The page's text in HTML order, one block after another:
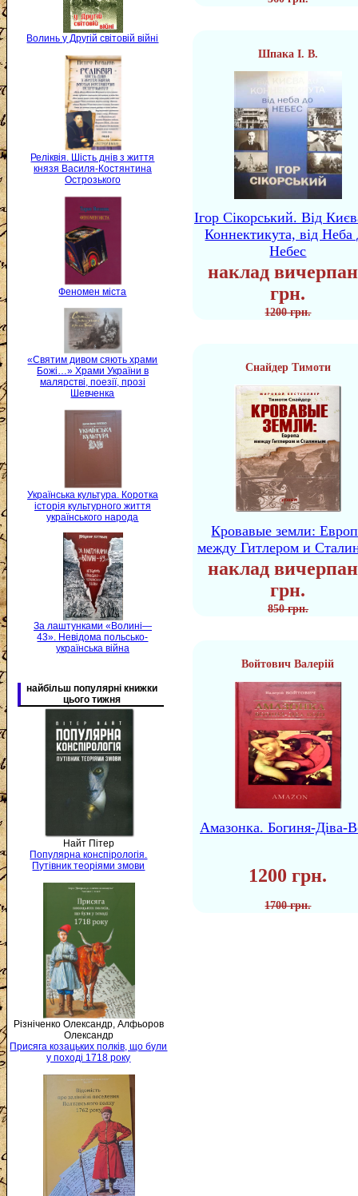
Волинь у Другій світовій війні
Реліквія. Шість днів з життя
князя Василя-Костянтина
Острозького
Феномен міста
«Святим дивом сяють храми
Божі…» Храми України в
малярстві, поезії, прозі
Шевченка
Українська культура. Коротка
історія культурного життя
українського народа
За лаштунками «Волині—
43». Невідома польсько-
українська війна
найбільш популярні книжки
цього тижня
Найт Пітер
Популярна конспірологія.
Путівник теоріями змови
Різніченко Олександр, Алфьоров
Олександр
Присяга козацьких полків, що були
у поході 1718 року
Шпака І. В.
Ігор Сікорський. Від
Коннектикута, від Неба
Небес
наклад
грн.
1200 грн.
Снайдер Тимоти
Кровавые земли:
между Гитлером и
наклад
грн.
850 грн.
Войтович Валерій
Амазонка. Богиня-Діва-
1200 грн.
1700 грн.